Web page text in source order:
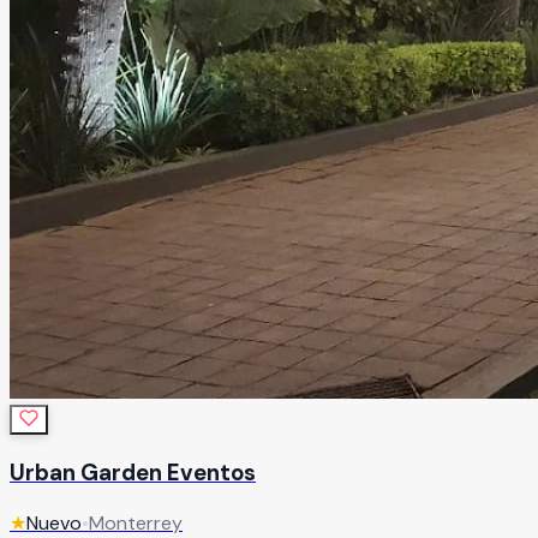
Urban Garden Eventos
★Nuevo•Monterrey